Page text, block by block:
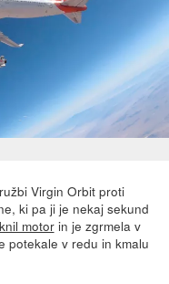
Virgin Orbit proti
ki pa ji je nekaj sekund
motorin je zgrmela v
potekale v redu in kmalu